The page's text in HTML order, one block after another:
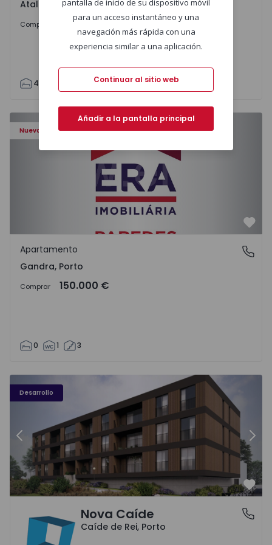
Atalaia e Alto Estanqueiro-Jardia, Setúbal
Comprar 699.000 €
4 295 7500 0
Nuevo
Apartamento T0 Paredes, Gandra - 1575265 - 1
Gandra, Porto
Apartamento
Gandra, Porto
Comprar 150.000 €
0 1 3
Desarrollo
Nova Caíde - 1
Anterior
Caíde de Rei, PortoNova Caíde
Caíde de Rei, Porto
pantalla de inicio de su dispositivo móvil
para un acceso instantáneo y una
navegación más rápida con una
experiencia similar a una aplicación.
Continuar al sitio web
Añadir a la pantalla principal